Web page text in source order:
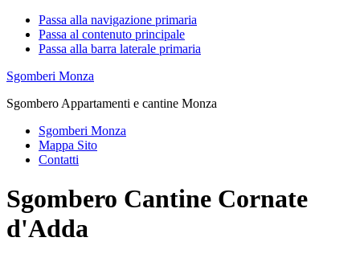
Passa alla navigazione primaria
Passa al contenuto principale
Passa alla barra laterale primaria
Sgomberi Monza
Sgombero Appartamenti e cantine Monza
Sgomberi Monza
Mappa Sito
Contatti
Sgombero Cantine Cornate
d'Adda